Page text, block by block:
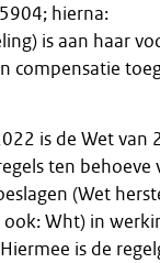
hierna:
is aan haar
compensatie
is de Wet van
ten behoeve
(Wet
Wht) in
is de